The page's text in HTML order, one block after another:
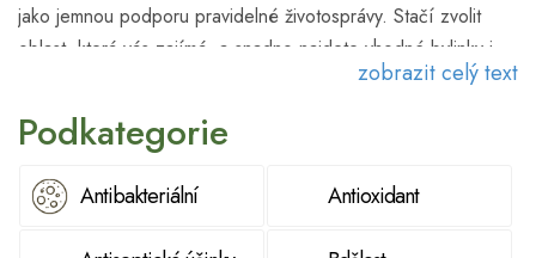
jako jemnou podporu pravidelné životosprávy. Stačí zvolit
oblast, která vás zajímá, a snadno najdete vhodné bylinky i
zobrazit celý text
Podkategorie
Antibakteriální Antioxidant